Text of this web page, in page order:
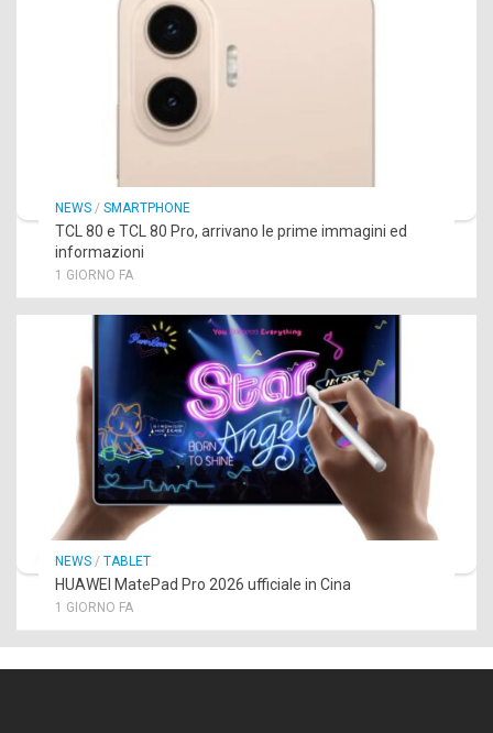
NEWS / SMARTPHONE
TCL 80 e TCL 80 Pro, arrivano le prime immagini ed
informazioni
1 GIORNO FA
NEWS / TABLET
HUAWEI MatePad Pro 2026 ufficiale in Cina
1 GIORNO FA